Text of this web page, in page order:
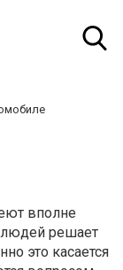
вполне
решает
это касается